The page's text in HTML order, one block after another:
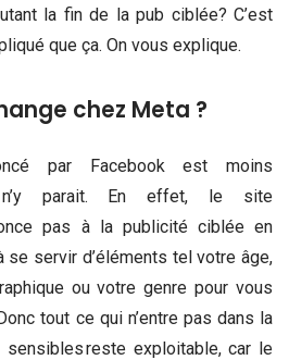
la fin de la pub ciblée? C’est
que ça. On vous explique.
chez Meta ?
par Facebook est moins
n’y parait. En effet, le site
pas à la publicité ciblée en
se servir d’éléments tel votre âge,
ou votre genre pour vous
tout ce qui n’entre pas dans la
reste exploitable, car le